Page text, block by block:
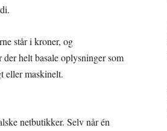
står i kroner, og
helt basale oplysninger som
eller maskinelt.
netbutikker. Selv når én